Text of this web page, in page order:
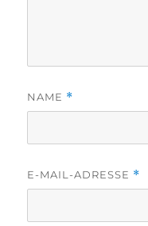
NAME *
E-MAIL-ADRESSE *